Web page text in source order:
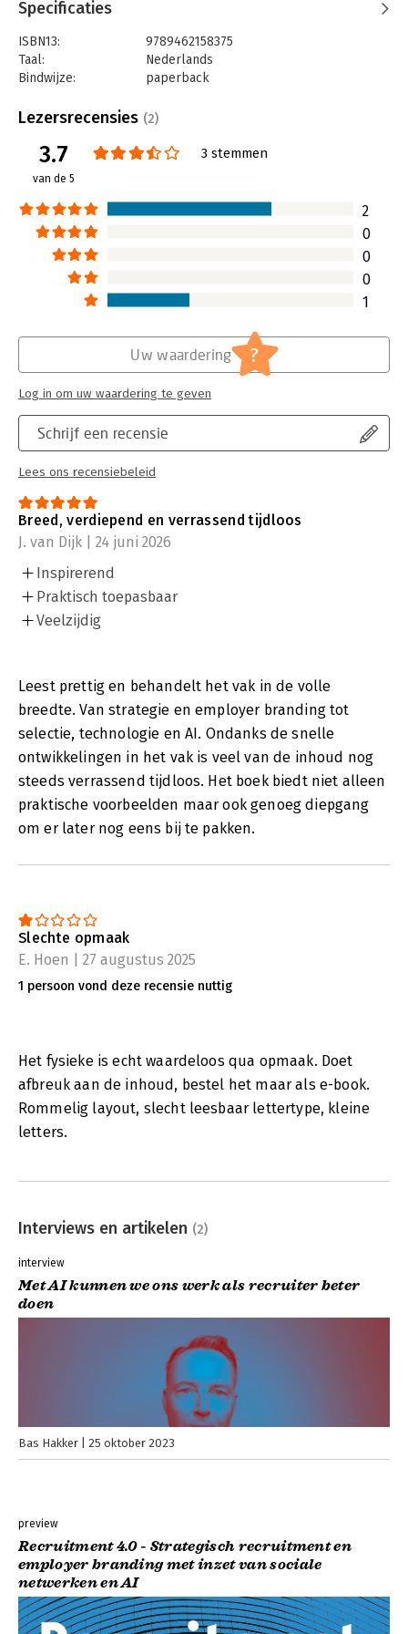
Specificaties
ISBN13:
9789462158375
Taal:
Nederlands
Bindwijze:
paperback
Uitgever:
VMN Media
Verschijningsdatum:
28-8-2023
Hoofdrubriek:
Lezersrecensies (2)
3.7
van de 5
3 stemmen
2
0
0
0
1
Schrijf een recensie
Lees ons recensiebeleid
Uw waardering ?
Log in om uw waardering te geven
Breed, verdiepend en verrassend tijdloos
J. van Dijk | 24 juni 2026
Inspirerend
Praktisch toepasbaar
Veelzijdig
Leest prettig en behandelt het vak in de volle
breedte. Van strategie en employer branding tot
selectie, technologie en AI. Ondanks de snelle
ontwikkelingen in het vak is veel van de inhoud nog
steeds verrassend tijdloos. Het boek biedt niet alleen
praktische voorbeelden maar ook genoeg diepgang
om er later nog eens bij te pakken.
Slechte opmaak
E. Hoen | 27 augustus 2025
1 persoon vond deze recensie nuttig
Het fysieke is echt waardeloos qua opmaak. Doet
afbreuk aan de inhoud, bestel het maar als e-book.
Rommelig layout, slecht leesbaar lettertype, kleine
letters.
Interviews en artikelen (2)
interview
Met AI kunnen we ons werk als recruiter beter
doen
Bas Hakker 25 oktober 2023
preview
Recruitment 4.0 - Strategisch recruitment en
employer branding met inzet van sociale
netwerken en AI